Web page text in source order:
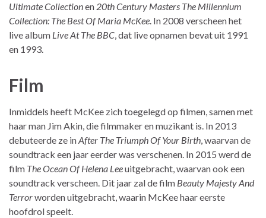
Ultimate Collectionen 20th Century Masters The Millennium
Collection: The Best Of Maria McKee. In 2008 verscheen het
live album Live At The BBC, dat live opnamen bevat uit 1991
en 1993.
Film
Inmiddels heeft McKee zich toegelegd op filmen, samen met
haar man Jim Akin, die filmmaker en muzikant is. In 2013
debuteerde ze inAfter The Triumph Of Your Birth, waarvan de
soundtrack een jaar eerder was verschenen. In 2015 werd de
film The Ocean Of Helena Leeuitgebracht, waarvan ook een
soundtrack verscheen. Dit jaar zal de film Beauty Majesty And
Terrorworden uitgebracht, waarin McKee haar eerste
hoofdrol speelt.